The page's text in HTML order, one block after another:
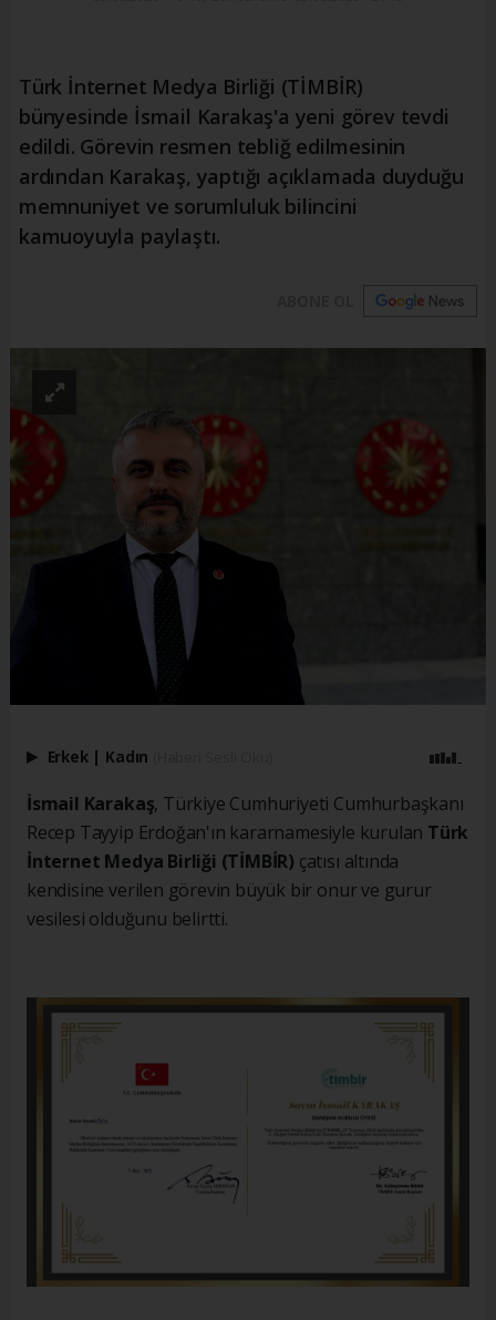
Türk İnternet Medya Birliği (TİMBİR)
bünyesinde İsmail Karakaş'a yeni görev tevdi
edildi. Görevin resmen tebliğ edilmesinin
ardından Karakaş, yaptığı açıklamada duyduğu
memnuniyet ve sorumluluk bilincini
kamuoyuyla paylaştı.
Erkek | Kadın
İsmail Karakaş, Türkiye Cumhuriyeti Cumhurbaşkanı
Recep Tayyip Erdoğan'ın kararnamesiyle kurulan Türk
İnternet Medya Birliği (TİMBİR) çatısı altında
kendisine verilen görevin büyük bir onur ve gurur
vesilesi olduğunu belirtti.